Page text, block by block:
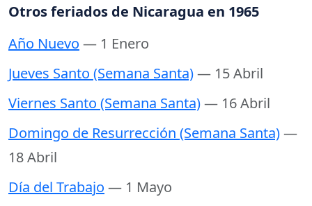
Otros feriados de Nicaragua en 1965
Año Nuevo — 1 Enero
Jueves Santo (Semana Santa)— 15 Abril
Viernes Santo (Semana Santa)— 16 Abril
Domingo de Resurrección (Semana Santa)—
18 Abril
Día del Trabajo — 1 Mayo